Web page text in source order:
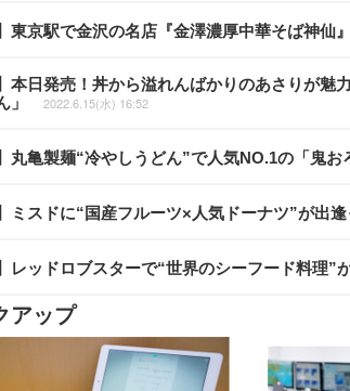
東京駅で金沢の名店『金澤濃厚中華そば神仙
本日発売！丼から溢れんばかりのあさりが
」
2022.6.15(水) 16:52
丸亀製麺“冷やしうどん”で人気NO.1の「鬼
ミスドに“国産フルーツ×人気ドーナツ”が出
レッドロブスターで“世界のシーフード料理
アップ